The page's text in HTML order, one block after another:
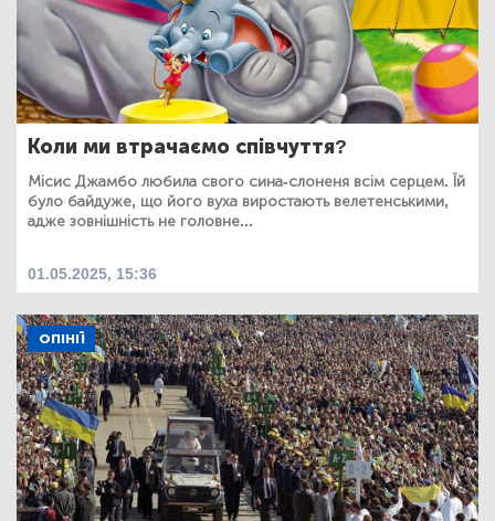
Коли ми втрачаємо співчуття?
Місис Джамбо любила свого сина-слоненя всім серцем. Їй
було байдуже, що його вуха виростають велетенськими,
адже зовнішність не головне...
01.05.2025, 15:36
ОПІНІЇ